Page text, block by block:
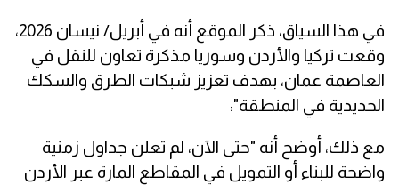
في هذا السياق، ذكر الموقع أنه في أبريل/ نيسان 2026،
وقعت تركيا والأردن وسوريا مذكرة تعاون للنقل في
العاصمة عمان، بهدف تعزيز شبكات الطرق والسكك
الحديدية في المنطقة":
مع ذلك، أوضح أنه "حتى الآن، لم تعلن جداول زمنية
واضحة للبناء أو التمويل في المقاطع المارة عبر الأردن